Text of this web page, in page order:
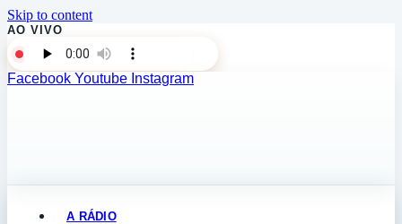
Skip to content
AO VIVO
Facebook Youtube Instagram
A RÁDIO